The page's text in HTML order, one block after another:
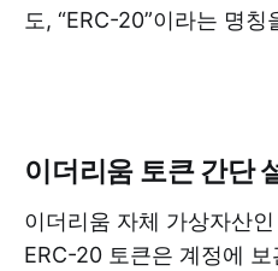
도, “ERC-20”이라는 명
이더리움 토큰 간단
이더리움 자체 가상자산
ERC-20 토큰은 계정에